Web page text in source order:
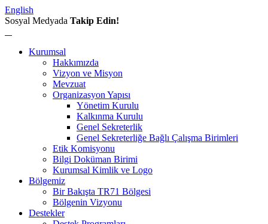
English
Sosyal Medyada Takip Edin!
Kurumsal
Hakkımızda
Vizyon ve Misyon
Mevzuat
Organizasyon Yapısı
Yönetim Kurulu
Kalkınma Kurulu
Genel Sekreterlik
Genel Sekreterliğe Bağlı Çalışma Birimleri
Etik Komisyonu
Bilgi Doküman Birimi
Kurumsal Kimlik ve Logo
Bölgemiz
Bir Bakışta TR71 Bölgesi
Bölgenin Vizyonu
Destekler